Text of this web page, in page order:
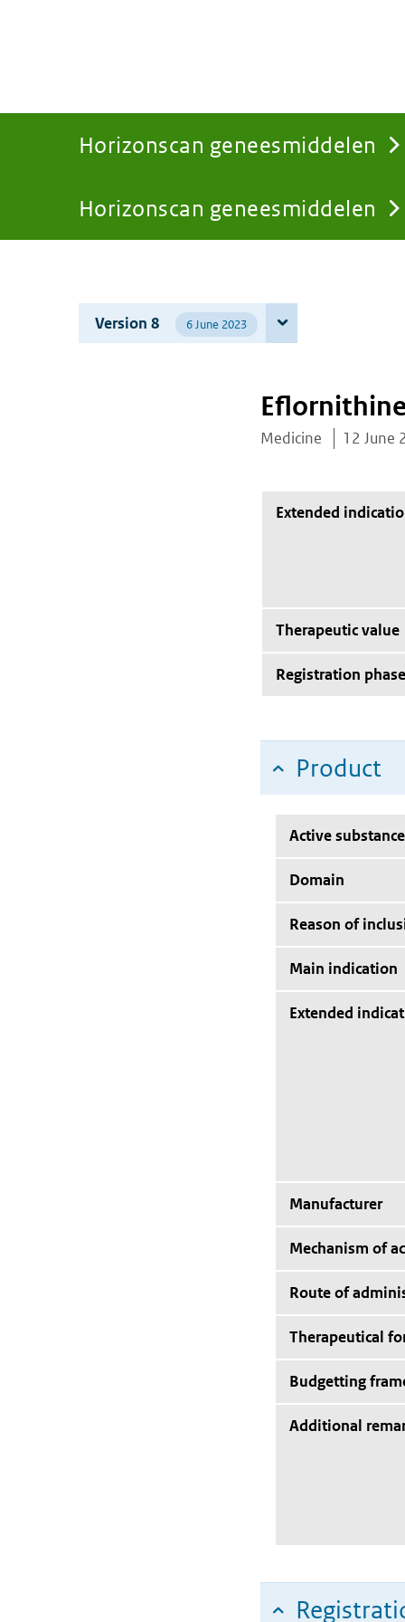
Horizonscan geneesmiddelen
You
here:
Horizonscan geneesmiddelen
Version 8 6 June 2023
Medicine 12 June
Extended
Therapeutic value
Registration phase
Product
Active substance
Domain
Reason of
Main indication
Extended
Manufacturer
Mechanism of
Route of
Therapeutical
Budgetting
Additional